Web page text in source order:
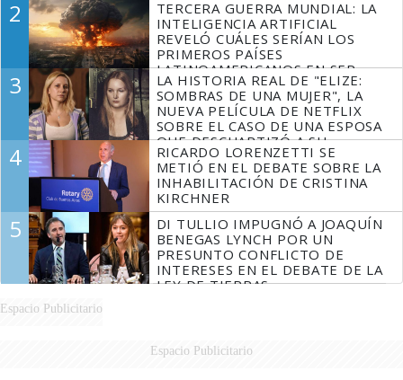
2
TERCERA GUERRA MUNDIAL: LA
INTELIGENCIA ARTIFICIAL
REVELÓ CUÁLES SERÍAN LOS
PRIMEROS PAÍSES
LATINOAMERICANOS EN SER
DERROTADOS
3
LA HISTORIA REAL DE "ELIZE:
SOMBRAS DE UNA MUJER", LA
NUEVA PELÍCULA DE NETFLIX
SOBRE EL CASO DE UNA ESPOSA
QUE DESCUARTIZÓ A SU
MARIDO
4
RICARDO LORENZETTI SE
METIÓ EN EL DEBATE SOBRE LA
INHABILITACIÓN DE CRISTINA
KIRCHNER
5
DI TULLIO IMPUGNÓ A JOAQUÍN
BENEGAS LYNCH POR UN
PRESUNTO CONFLICTO DE
INTERESES EN EL DEBATE DE LA
LEY DE TIERRAS
Espacio Publicitario
Espacio Publicitario